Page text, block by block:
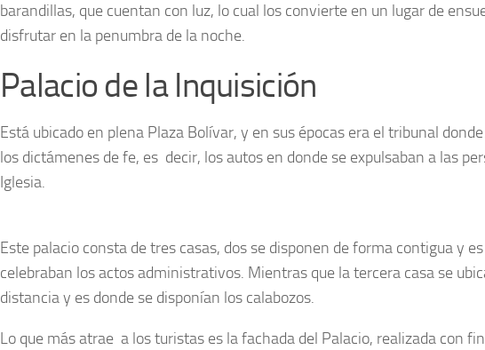
barandillas, que cuentan con luz, lo cual los convierte en un lugar de
disfrutar en la penumbra de la noche.
Palacio de la Inquisición
Está ubicado en plena Plaza Bolívar, y en sus épocas era el tribunal
los dictámenes de fe, es decir, los autos en donde se expulsaban a las
Iglesia.
Este palacio consta de tres casas, dos se disponen de forma contigua y
celebraban los actos administrativos. Mientras que la tercera casa se
distancia y es donde se disponían los calabozos.
Lo que más atrae a los turistas es la fachada del Palacio, realizada con